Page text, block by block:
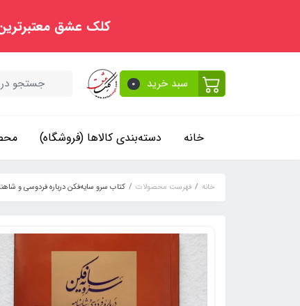
کلک عشق
سبد خرید 0
خانه دسته‌بندی کالاها (فروشگاه)
خانه فهرست محصولات کتاب سرو سایه‌فکن درباره فردوسی و